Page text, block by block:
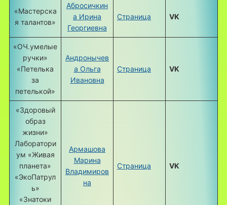
«Мастерска
я талантов»
Абросичкин
а Ирина
Георгиевна
Страница VK
«ОЧ.умелые
ручки»
«Петелька
за
петелькой»
Андронычев
а Ольга
Ивановна
Страница VK
«Здоровый
образ
жизни»
Лаборатори
ум «Живая
планета»
«ЭкоПатрул
ь»
«Знатоки
Армашова
Марина
Владимиров
на
Страница VK